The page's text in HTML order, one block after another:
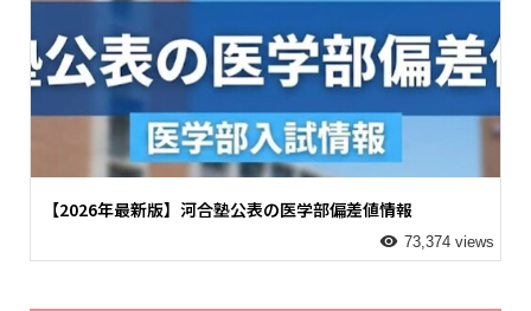
【2026年最新版】河合塾公表の医学部偏差値情報
73,374 views